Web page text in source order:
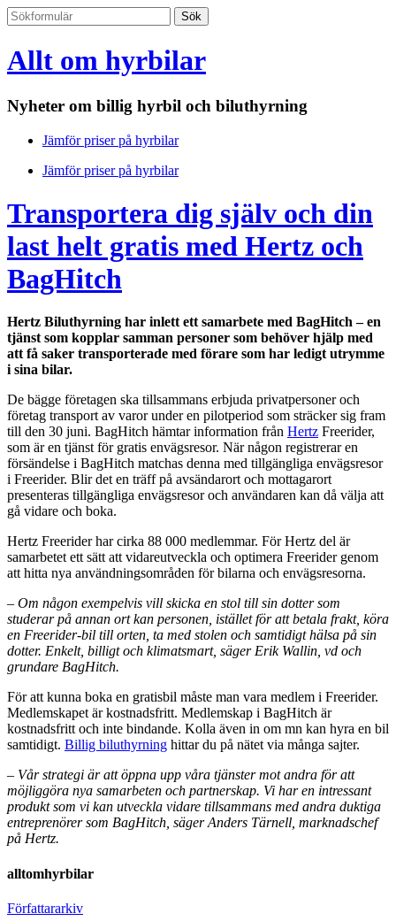
Allt om hyrbilar
Nyheter om billig hyrbil och biluthyrning
Jämför priser på hyrbilar
Jämför priser på hyrbilar
Transportera dig själv och din
last helt gratis med Hertz och
BagHitch
Hertz Biluthyrning har inlett ett samarbete med BagHitch – en
tjänst som kopplar samman personer som behöver hjälp med
att få saker transporterade med förare som har ledigt utrymme
i sina bilar.
De bägge företagen ska tillsammans erbjuda privatpersoner och
företag transport av varor under en pilotperiod som sträcker sig fram
till den 30 juni. BagHitch hämtar information från Hertz Freerider,
som är en tjänst för gratis envägsresor. När någon registrerar en
försändelse i BagHitch matchas denna med tillgängliga envägsresor
i Freerider. Blir det en träff på avsändarort och mottagarort
presenteras tillgängliga envägsresor och användaren kan då välja att
gå vidare och boka.
Hertz Freerider har cirka 88 000 medlemmar. För Hertz del är
samarbetet ett sätt att vidareutveckla och optimera Freerider genom
att hitta nya användningsområden för bilarna och envägsresorna.
– Om någon exempelvis vill skicka en stol till sin dotter som
studerar på annan ort kan personen, istället för att betala frakt, köra
en Freerider-bil till orten, ta med stolen och samtidigt hälsa på sin
dotter. Enkelt, billigt och klimatsmart, säger Erik Wallin, vd och
grundare BagHitch.
För att kunna boka en gratisbil måste man vara medlem i Freerider.
Medlemskapet är kostnadsfritt. Medlemskap i BagHitch är
kostnadsfritt och inte bindande. Kolla även in om mn kan hyra en bil
samtidigt. Billig biluthyrning hittar du på nätet via många sajter.
– Vår strategi är att öppna upp våra tjänster mot andra för att
möjliggöra nya samarbeten och partnerskap. Vi har en intressant
produkt som vi kan utveckla vidare tillsammans med andra duktiga
entreprenörer som BagHitch, säger Anders Tärnell, marknadschef
på Hertz.
alltomhyrbilar
Författararkiv